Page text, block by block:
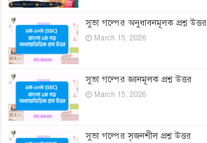
সুভা গল্পের অনুধাবনমূলক প্রশ্ন উত্তর
March 15, 2026
সুভা গল্পের জ্ঞানমূলক প্রশ্ন উত্তর
March 15, 2026
সুভা গল্পের সৃজনশীল প্রশ্ন উত্তর